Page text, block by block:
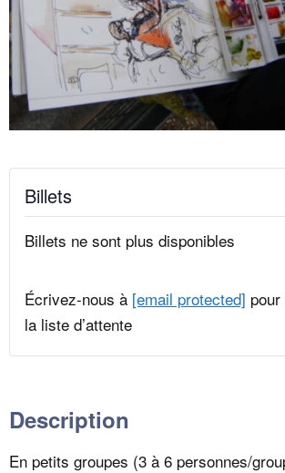
Billets
Billets ne sont plus disponibles
Écrivez-nous à [email protected]
la liste d’attente
Description
En petits groupes (3 à 6 personnes/